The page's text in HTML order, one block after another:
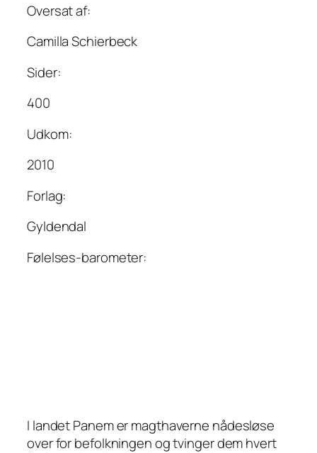
Oversat af:
Camilla Schierbeck
Sider:
400
Udkom:
2010
Forlag:
Gyldendal
Følelses-barometer:
I landet Panem er magthaverne nådesløse
over for befolkningen og tvinger dem hvert